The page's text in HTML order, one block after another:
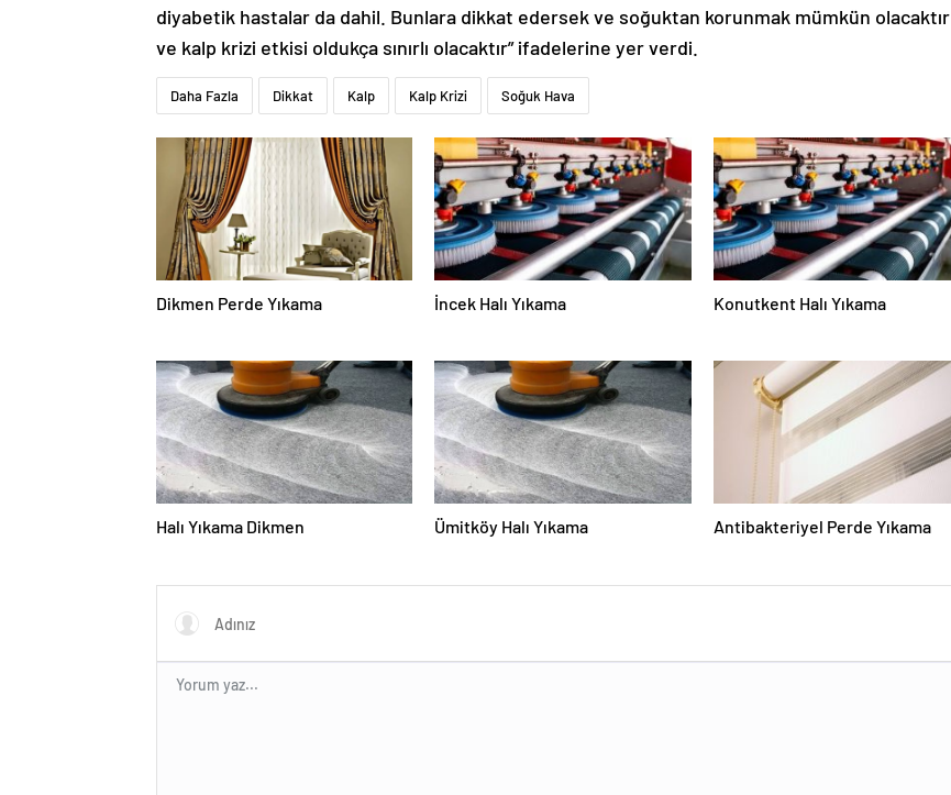
diyabetik hastalar da dahil. Bunlara dikkat edersek ve soğuktan korunmak mümkün olacaktır
ve kalp krizi etkisi oldukça sınırlı olacaktır” ifadelerine yer verdi.
Daha Fazla Dikkat Kalp Kalp Krizi Soğuk Hava
Dikmen Perde Yıkama İncek Halı Yıkama Konutkent Halı Yıkama
Halı Yıkama Dikmen Ümitköy Halı Yıkama Antibakteriyel Perde Yıkama